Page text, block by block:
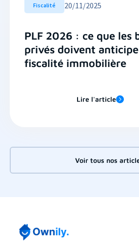
Fiscalité 20/11/2025
PLF 2026 : ce que les
privés doivent
fiscalité immobilière
Lire l'article
Voir tous nos